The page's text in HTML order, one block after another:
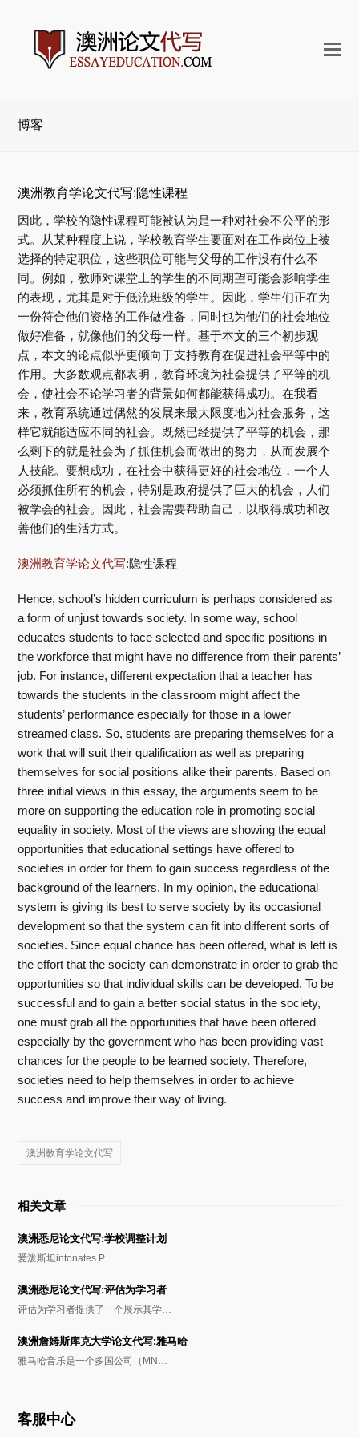
打
博客
澳洲教育学论文代写:隐性课程
因此，学校的隐性课程可能被认为是一种对社会不公平的形
式。从某种程度上说，学校教育学生要面对在工作岗位上被
选择的特定职位，这些职位可能与父母的工作没有什么不
同。例如，教师对课堂上的学生的不同期望可能会影响学生
的表现，尤其是对于低流班级的学生。因此，学生们正在为
一份符合他们资格的工作做准备，同时也为他们的社会地位
做好准备，就像他们的父母一样。基于本文的三个初步观
点，本文的论点似乎更倾向于支持教育在促进社会平等中的
作用。大多数观点都表明，教育环境为社会提供了平等的机
会，使社会不论学习者的背景如何都能获得成功。在我看
来，教育系统通过偶然的发展来最大限度地为社会服务，这
样它就能适应不同的社会。既然已经提供了平等的机会，那
么剩下的就是社会为了抓住机会而做出的努力，从而发展个
人技能。要想成功，在社会中获得更好的社会地位，一个人
必须抓住所有的机会，特别是政府提供了巨大的机会，人们
被学会的社会。因此，社会需要帮助自己，以取得成功和改
善他们的生活方式。
澳洲教育学论文代写:隐性课程
Hence, school’s hidden curriculum is perhaps considered as
a form of unjust towards society. In some way, school
educates students to face selected and specific positions in
the workforce that might have no difference from their parents’
job. For instance, different expectation that a teacher has
towards the students in the classroom might affect the
students’ performance especially for those in a lower
streamed class. So, students are preparing themselves for a
work that will suit their qualification as well as preparing
themselves for social positions alike their parents. Based on
three initial views in this essay, the arguments seem to be
more on supporting the education role in promoting social
equality in society. Most of the views are showing the equal
opportunities that educational settings have offered to
societies in order for them to gain success regardless of the
background of the learners. In my opinion, the educational
system is giving its best to serve society by its occasional
development so that the system can fit into different sorts of
societies. Since equal chance has been offered, what is left is
the effort that the society can demonstrate in order to grab the
opportunities so that individual skills can be developed. To be
successful and to gain a better social status in the society,
one must grab all the opportunities that have been offered
especially by the government who has been providing vast
chances for the people to be learned society. Therefore,
societies need to help themselves in order to achieve
success and improve their way of living.
澳洲教育学论文代写
相关文章
澳洲悉尼论文代写:学校调整计划
爱泼斯坦intonates P…
澳洲悉尼论文代写:评估为学习者
评估为学习者提供了一个展示其学…
澳洲詹姆斯库克大学论文代写:雅马哈
雅马哈音乐是一个多国公司（MN…
客服中心